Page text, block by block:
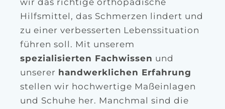
wir das richtige orthopädische
Hilfsmittel, das Schmerzen lindert und
zu einer verbesserten Lebenssituation
führen soll. Mit unserem
spezialisierten Fachwissen und
unserer handwerklichen Erfahrung
stellen wir hochwertige Maßeinlagen
und Schuhe her. Manchmal sind die